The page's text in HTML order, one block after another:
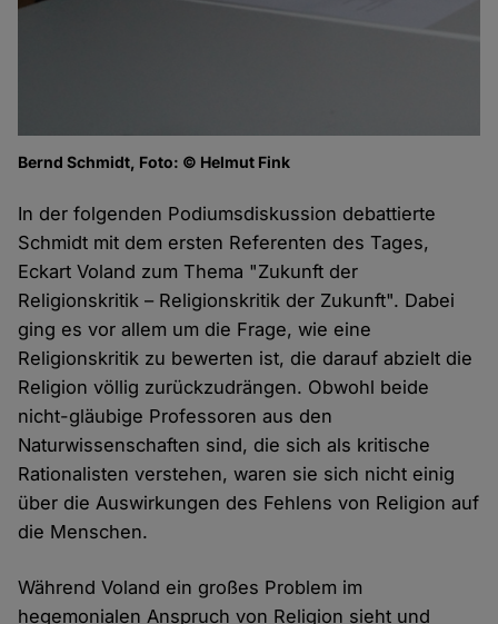
Bernd Schmidt, Foto: © Helmut Fink
In der folgenden Podiumsdiskussion debattierte
Schmidt mit dem ersten Referenten des Tages,
Eckart Voland zum Thema "Zukunft der
Religionskritik – Religionskritik der Zukunft". Dabei
ging es vor allem um die Frage, wie eine
Religionskritik zu bewerten ist, die darauf abzielt die
Religion völlig zurückzudrängen. Obwohl beide
nicht-gläubige Professoren aus den
Naturwissenschaften sind, die sich als kritische
Rationalisten verstehen, waren sie sich nicht einig
über die Auswirkungen des Fehlens von Religion auf
die Menschen.
Während Voland ein großes Problem im
hegemonialen Anspruch von Religion sieht und